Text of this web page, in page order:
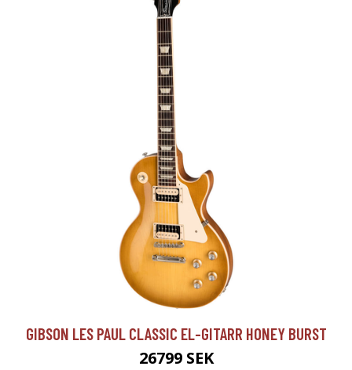
GIBSON LES PAUL CLASSIC EL-GITARR HONEY BURST
26799 SEK